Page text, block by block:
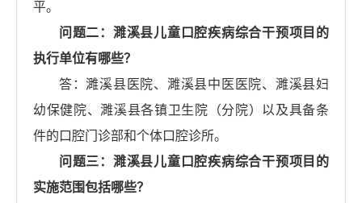
平。
问题二：濉溪县儿童口腔疾病综合干预项目的
执行单位有哪些？
答：濉溪县医院、濉溪县中医医院、濉溪县妇
幼保健院、濉溪县各镇卫生院（分院）以及具备条
件的口腔门诊部和个体口腔诊所。
问题三：濉溪县儿童口腔疾病综合干预项目的
实施范围包括哪些？